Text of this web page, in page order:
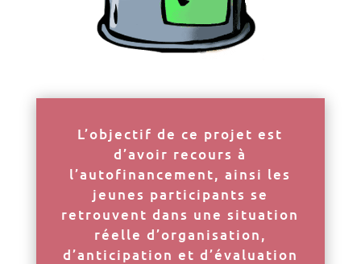
L’objectif de ce projet est
d’avoir recours à
l’autofinancement, ainsi les
jeunes participants se
retrouvent dans une situation
réelle d’organisation,
d’anticipation et d’évaluation